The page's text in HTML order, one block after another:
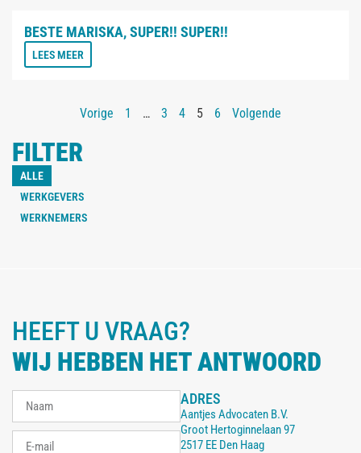
BESTE MARISKA, SUPER!! SUPER!!
LEES MEER
Vorige 1 … 3 4 5 6 Volgende
FILTER
WERKGEVERS
WERKNEMERS
ALLE
HEEFT U VRAAG?
WIJ HEBBEN HET ANTWOORD
ADRES
Aantjes Advocaten B.V.
Groot Hertoginnelaan 97
2517 EE Den Haag